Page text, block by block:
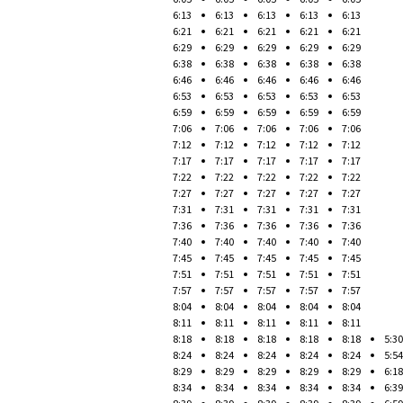
6:13
6:21
6:29
6:38
6:46
6:53
6:59
7:06
7:12
7:17
7:22
7:27
7:31
7:36
7:40
7:45
7:51
7:57
8:04
8:11
8:18
8:24
8:29
8:34
6:13
6:21
6:29
6:38
6:46
6:53
6:59
7:06
7:12
7:17
7:22
7:27
7:31
7:36
7:40
7:45
7:51
7:57
8:04
8:11
8:18
8:24
8:29
8:34
6:13
6:21
6:29
6:38
6:46
6:53
6:59
7:06
7:12
7:17
7:22
7:27
7:31
7:36
7:40
7:45
7:51
7:57
8:04
8:11
8:18
8:24
8:29
8:34
6:13
6:21
6:29
6:38
6:46
6:53
6:59
7:06
7:12
7:17
7:22
7:27
7:31
7:36
7:40
7:45
7:51
7:57
8:04
8:11
8:18
8:24
8:29
8:34
6:13
6:21
6:29
6:38
6:46
6:53
6:59
7:06
7:12
7:17
7:22
7:27
7:31
7:36
7:40
7:45
7:51
7:57
8:04
8:11
8:18
8:24
8:29
8:34
5:30
5:54
6:18
6:39